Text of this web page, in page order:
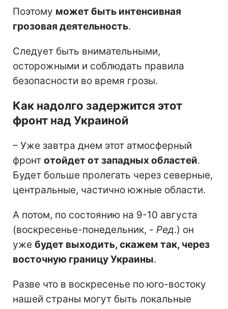
Поэтому может быть интенсивная
грозовая деятельность.
Следует быть внимательными,
осторожными и соблюдать правила
безопасности во время грозы.
Как надолго задержится этот
фронт над Украиной
– Уже завтра днем этот атмосферный
фронт отойдет от западных областей.
Будет больше пролегать через северные,
центральные, частично южные области.
А потом, по состоянию на 9-10 августа
(воскресенье-понедельник, - Ред.) он
уже будет выходить, скажем так, через
восточную границу Украины.
Разве что в воскресенье по юго-востоку
нашей страны могут быть локальные